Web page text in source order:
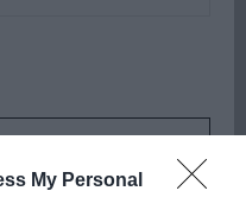
My Personal